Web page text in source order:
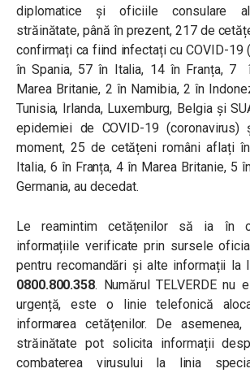
diplomatice și oficiile consulare
străinătate, până în prezent, 217 de
confirmați ca fiind infectați cu COVID-19
în Spania, 57 în Italia, 14 în Franța, 7
Marea Britanie, 2 în Namibia, 2 în
Tunisia, Irlanda, Luxemburg, Belgia și
epidemiei de COVID-19
moment, 25 de cetățeni români aflați
Italia, 6 în Franța, 4 în Marea Britanie, 5
Germania, au decedat.
Le reamintim cetățenilor să ia în
informațiile verificate prin sursele
pentru recomandări și alte informații la
0800.800.358. Numărul TELVERDE nu
urgență, este o linie telefonică
informarea cetățenilor. De
străinătate pot solicita informații
combaterea virusului la linia